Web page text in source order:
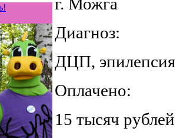
г. Можга
Диагноз:
ДЦП, эпилепсия
Оплачено:
15 тысяч рублей